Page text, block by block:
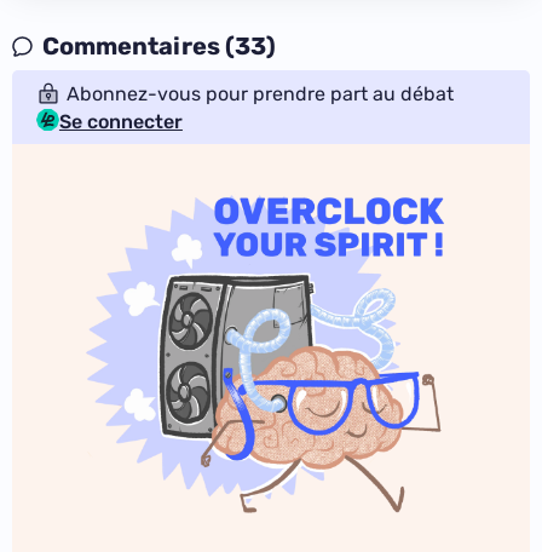
Commentaires (33)
Abonnez-vous pour prendre part au débat
Se connecter